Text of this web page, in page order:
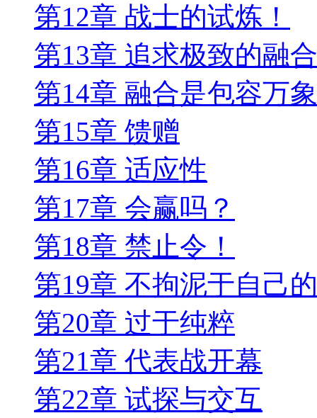
第12章 战士的试炼！
第13章 追求极致的融
第14章 融合是包容万
第15章 馈赠
第16章 适应性
第17章 会赢吗？
第18章 禁止令！
第19章 不拘泥于自己
第20章 过于纯粹
第21章 代表战开幕
第22章 试探与交互